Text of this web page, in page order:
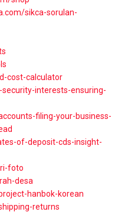
sikca-sorulan-
cost-calculator
interests-ensuring-
filing-your-business-
of-deposit-cds-insight-
foto
desa
hanbok-korean
returns